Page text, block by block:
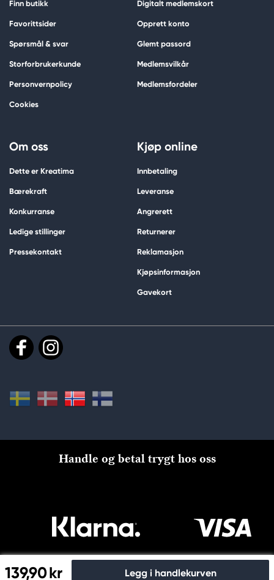
139,90 kr Legg i handlekurven
Finn butikk
Favorittsider
Spørsmål & svar
Storforbrukerkunde
Personvernpolicy
Cookies
Digitalt medlemskort
Opprett konto
Glemt passord
Medlemsvilkår
Medlemsfordeler
Om oss
Dette er Kreatima
Bærekraft
Konkurranse
Ledige stillinger
Pressekontakt
Kjøp online
Innbetaling
Leveranse
Angrerett
Returnerer
Reklamasjon
Kjøpsinformasjon
Gavekort
Handle og betal trygt hos oss